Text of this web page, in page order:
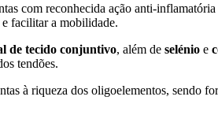
com reconhecida ação anti-
e facilitar a mobilidade.
de tecido conjuntivo, além de selénio e
tendões.
à riqueza dos oligoelementos, sendo